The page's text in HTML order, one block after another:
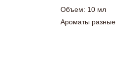
Объем: 10 мл
Ароматы разные